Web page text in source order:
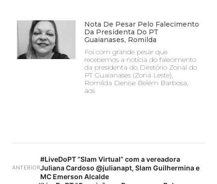
Nota De Pesar Pelo Falecimento
Da Presidenta Do PT
Guaianases, Romilda
Foi com grande pesar que
recebemos a notícia do falecimento
da presidenta do Diretório Zonal do
PT Guaianases (Zona Leste),
Romilda Denise Belém Barbosa,
aos
ANTERIOR
#LiveDoPT “Slam Virtual” com a vereadora
Juliana Cardoso @julianapt, Slam Guilhermina e
MC Emerson Alcalde